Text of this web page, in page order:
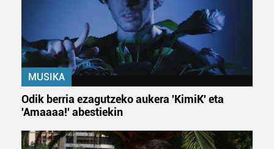
MUSIKA
Odik berria ezagutzeko aukera 'KimiK' eta
'Amaaaa!' abestiekin